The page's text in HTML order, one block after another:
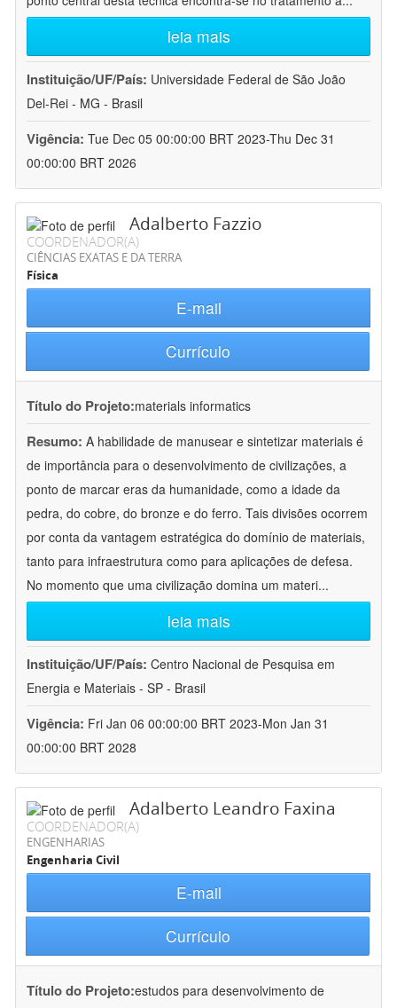
leia mais
Instituição/UF/País: Universidade Federal de São João
Del-Rei - MG - Brasil
Vigência: Tue Dec 05 00:00:00 BRT 2023-Thu Dec 31
00:00:00 BRT 2026
Adalberto Fazzio
COORDENADOR(A)
CIÊNCIAS EXATAS E DA TERRA
Física
E-mail
Currículo
Título do Projeto:materials informatics
Resumo: A habilidade de manusear e sintetizar materiais é
de importância para o desenvolvimento de civilizações, a
ponto de marcar eras da humanidade, como a idade da
pedra, do cobre, do bronze e do ferro. Tais divisões ocorrem
por conta da vantagem estratégica do domínio de materiais,
tanto para infraestrutura como para aplicações de defesa.
No momento que uma civilização domina um materi...
leia mais
Instituição/UF/País: Centro Nacional de Pesquisa em
Energia e Materiais - SP - Brasil
Vigência: Fri Jan 06 00:00:00 BRT 2023-Mon Jan 31
00:00:00 BRT 2028
Adalberto Leandro Faxina
COORDENADOR(A)
ENGENHARIAS
Engenharia Civil
E-mail
Currículo
Título do Projeto:estudos para desenvolvimento de